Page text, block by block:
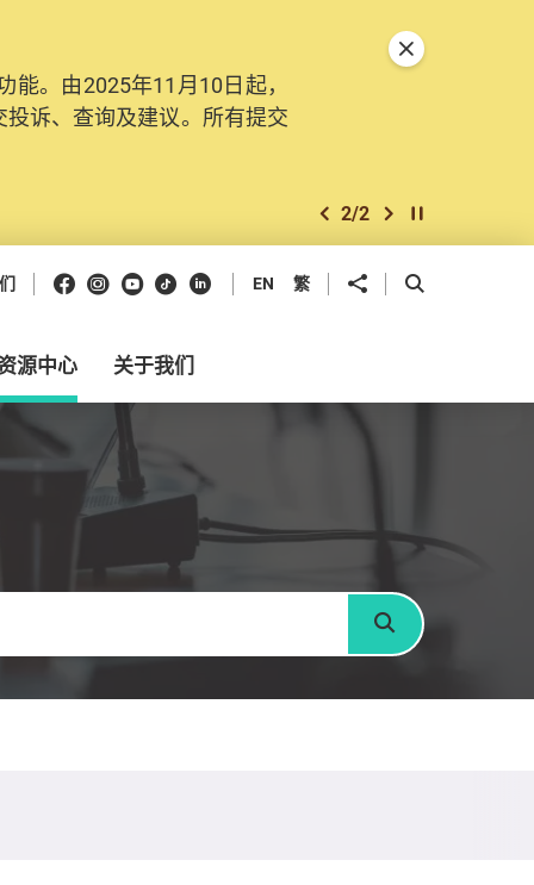
。由2025年11月10日起，
诉、查询及建议。所有提交
上一个
2/2 下一个开始/暂停幻灯
关闭特別通告
Facebook
Instagram
Youtube
抖音领英 EN 繁 分享到 开启搜寻框
源中心 关于我们
搜寻